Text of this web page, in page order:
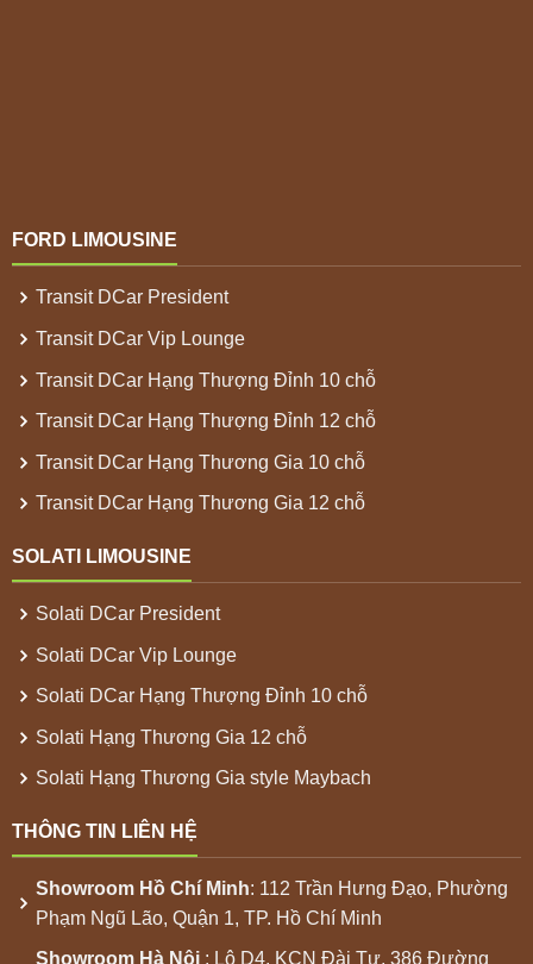
FORD LIMOUSINE
Transit DCar President
Transit DCar Vip Lounge
Transit DCar Hạng Thượng Đỉnh 10 chỗ
Transit DCar Hạng Thượng Đỉnh 12 chỗ
Transit DCar Hạng Thương Gia 10 chỗ
Transit DCar Hạng Thương Gia 12 chỗ
SOLATI LIMOUSINE
Solati DCar President
Solati DCar Vip Lounge
Solati DCar Hạng Thượng Đỉnh 10 chỗ
Solati Hạng Thương Gia 12 chỗ
Solati Hạng Thương Gia style Maybach
THÔNG TIN LIÊN HỆ
Showroom Hồ Chí Minh: 112 Trần Hưng Đạo, Phường
Phạm Ngũ Lão, Quận 1, TP. Hồ Chí Minh
Showroom Hà Nội: Lô D4, KCN Đài Tư, 386 Đường